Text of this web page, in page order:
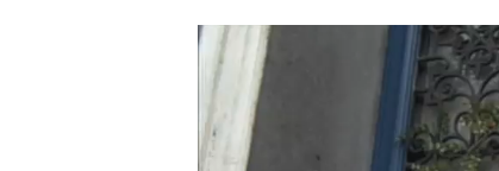
Lecteur
vidéo